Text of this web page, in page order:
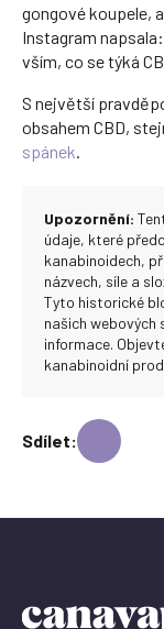
gongové koupele,
Instagram
vším, co se týká
S největší
obsahem CBD,
spánek
Upozornění:
údaje, které
kanabinoidech,
názvech, síle a
Tyto historické
našich
informace.
kanabinoidní
Sdílet: